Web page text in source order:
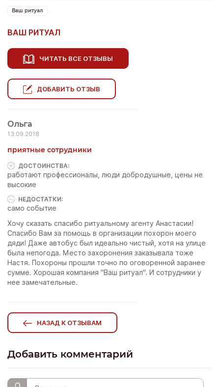
Ваш ритуал
ВАШ РИТУАЛ
ЧИТАТЬ ВСЕ ОТЗЫВЫ
ДОБАВИТЬ ОТЗЫВ
Ольга
13.09.2018
приятные сотрудники
ДОСТОИНCТВА:
работают профессионалы, люди добродушные, цены не
высокие
НЕДОСТАТКИ:
само событие
Хочу сказать спасибо ритуальному агенту Анастасии!
Спасибо Вам за помощь в организации похорон моего
дяди! Даже автобус был идеально чистый, хотя на улице
была непогода. Место захоронения заказывала тоже
Настя. Похороны прошли точно по оговоренной заранее
сумме. Хорошая компания "Ваш ритуал". И сотрудники у
нее замечательные.
НАЗАД К ОТЗЫВАМ
Добавить комментарий